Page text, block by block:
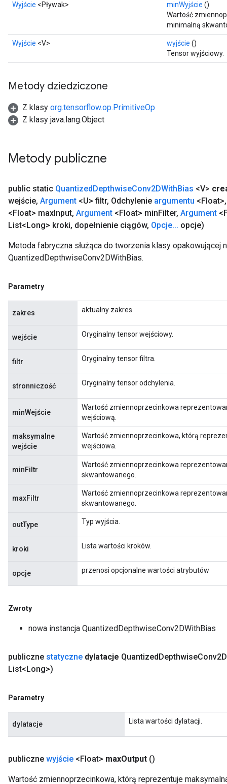
Wyjście <Pływak> minWyjście ()
Wartość
minimalną
Wyjście <V> wyjście ()
Tensor wyjściowy.
Metody dziedziczone
Z klasy org.tensorflow.op.PrimitiveOp
Z klasy java.lang.Object
Metody publiczne
public static QuantizedDepthwiseConv2DWithBias <V>
wejście, Argument <U> filtr, Odchylenie argumentu <Float>,
<Float> maxInput, Argument <Float> minFilter, Argument
List<Long> kroki, dopełnienie ciągów, Opcje... opcje)
Metoda fabryczna służąca do tworzenia klasy opakowującej
QuantizedDepthwiseConv2DWithBias.
Parametry
zakres aktualny zakres
wejście Oryginalny tensor wejściowy.
filtr Oryginalny tensor filtra.
stronniczość Oryginalny tensor odchylenia.
minWejście
Wartość zmiennoprzecinkowa
wejściową.
maksymalne
wejście
Wartość zmiennoprzecinkowa, którą
wejściowa.
minFiltr
Wartość zmiennoprzecinkowa
skwantowanego.
maxFiltr
Wartość zmiennoprzecinkowa
skwantowanego.
outType Typ wyjścia.
kroki Lista wartości kroków.
opcje przenosi opcjonalne wartości atrybutów
Zwroty
nowa instancja QuantizedDepthwiseConv2DWithBias
publiczne statyczne dylatacje QuantizedDepthwise
List<Long>)
Parametry
dylatacje Lista wartości dylatacji.
publiczne wyjście <Float> maxOutput ()
Wartość zmiennoprzecinkowa, którą reprezentuje